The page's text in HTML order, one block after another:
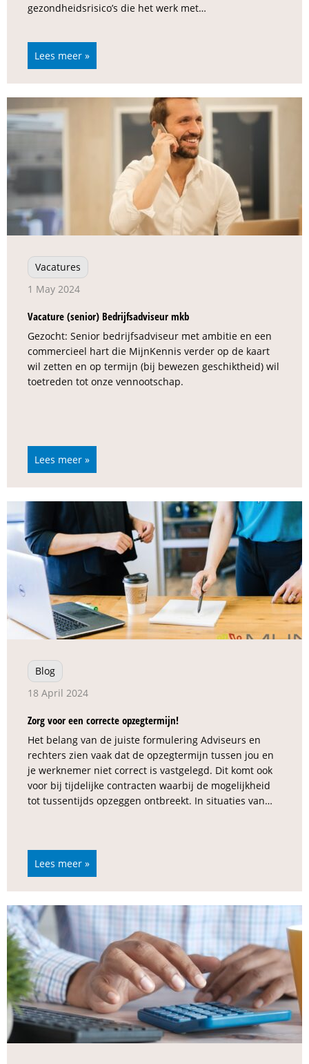
gezondheidsrisico’s die het werk met…
Lees meer »
Vacatures
1 May 2024
Vacature (senior) Bedrijfsadviseur mkb
Gezocht: Senior bedrijfsadviseur met ambitie en een
commercieel hart die MijnKennis verder op de kaart
wil zetten en op termijn (bij bewezen geschiktheid) wil
toetreden tot onze vennootschap.
Lees meer »
Blog
18 April 2024
Zorg voor een correcte opzegtermijn!
Het belang van de juiste formulering Adviseurs en
rechters zien vaak dat de opzegtermijn tussen jou en
je werknemer niet correct is vastgelegd. Dit komt ook
voor bij tijdelijke contracten waarbij de mogelijkheid
tot tussentijds opzeggen ontbreekt. In situaties van…
Lees meer »